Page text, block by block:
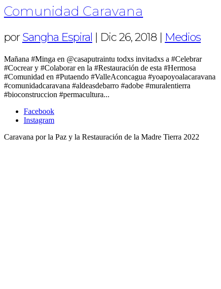
Comunidad Caravana
porSangha Espiral | Dic 26, 2018 | Medios
Mañana #Minga en @casaputraintu todxs invitadxs a #Celebrar
#Cocrear y #Colaborar en la #Restauración de esta #Hermosa
#Comunidad en #Putaendo #ValleAconcagua #yoapoyoalacaravana
#comunidadcaravana #aldeasdebarro #adobe #muralentierra
#bioconstruccion #permacultura...
Facebook
Instagram
Caravana por la Paz y la Restauración de la Madre Tierra 2022